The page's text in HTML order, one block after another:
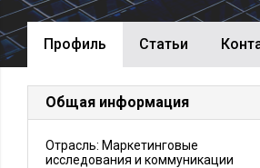
Профиль Cтатьи
Общая информация
Отрасль: Маркетинговые
исследования и коммуникации